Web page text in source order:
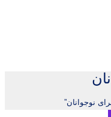
نوجوانان”